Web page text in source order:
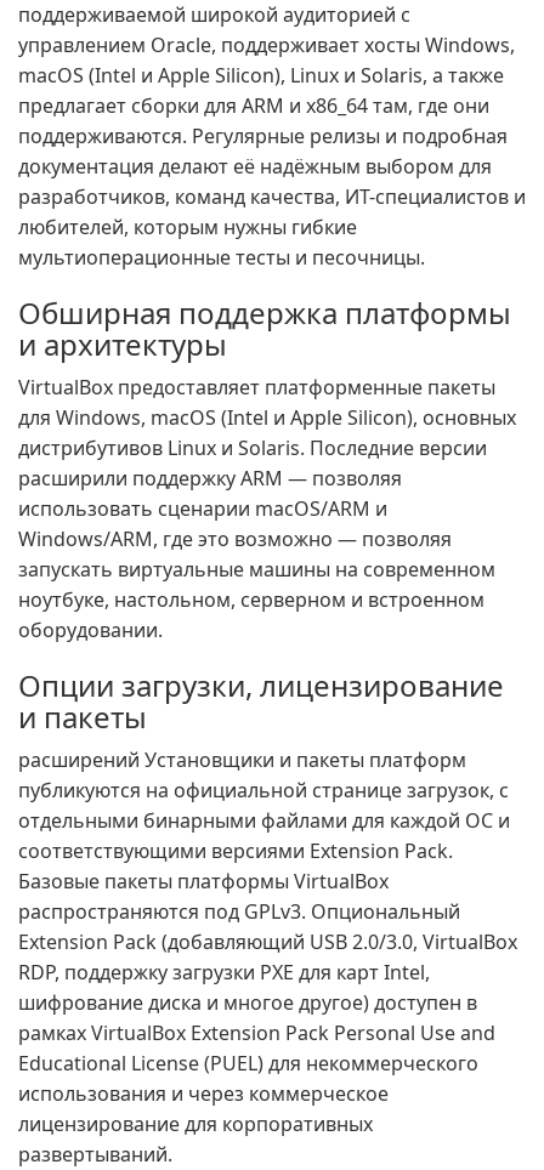
поддерживаемой широкой аудиторией с
управлением Oracle, поддерживает хосты Windows,
macOS (Intel и Apple Silicon), Linux и Solaris, а также
предлагает сборки для ARM и x86_64 там, где они
поддерживаются. Регулярные релизы и подробная
документация делают её надёжным выбором для
разработчиков, команд качества, ИТ-специалистов и
любителей, которым нужны гибкие
мультиоперационные тесты и песочницы.
Обширная поддержка платформы
и архитектуры
VirtualBox предоставляет платформенные пакеты
для Windows, macOS (Intel и Apple Silicon), основных
дистрибутивов Linux и Solaris. Последние версии
расширили поддержку ARM — позволяя
использовать сценарии macOS/ARM и
Windows/ARM, где это возможно — позволяя
запускать виртуальные машины на современном
ноутбуке, настольном, серверном и встроенном
оборудовании.
Опции загрузки, лицензирование
и пакеты
расширений Установщики и пакеты платформ
публикуются на официальной странице загрузок, с
отдельными бинарными файлами для каждой ОС и
соответствующими версиями Extension Pack.
Базовые пакеты платформы VirtualBox
распространяются под GPLv3. Опциональный
Extension Pack (добавляющий USB 2.0/3.0, VirtualBox
RDP, поддержку загрузки PXE для карт Intel,
шифрование диска и многое другое) доступен в
рамках VirtualBox Extension Pack Personal Use and
Educational License (PUEL) для некоммерческого
использования и через коммерческое
лицензирование для корпоративных
развертываний.